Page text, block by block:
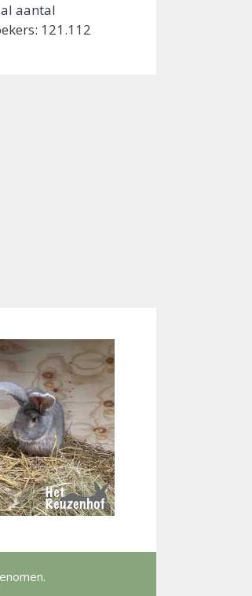
aantal
121.112